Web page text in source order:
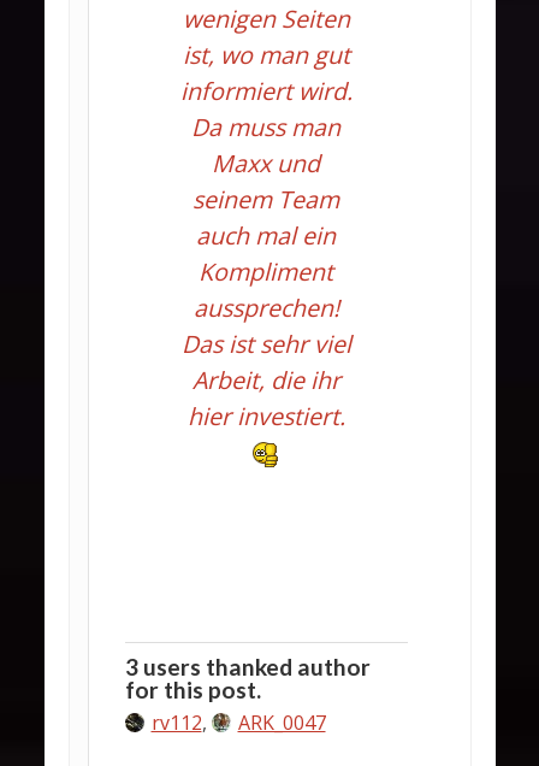
wenigen Seiten
ist, wo man gut
informiert wird.
Da muss man
Maxx und
seinem Team
auch mal ein
Kompliment
aussprechen!
Das ist sehr viel
Arbeit, die ihr
hier investiert.
3 users thanked author
for this post.
rv112, ARK_0047